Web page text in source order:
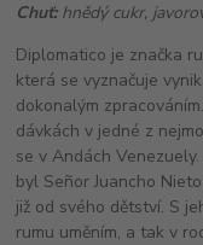
Chuť: hnědý cukr,
Diplomatico je značka
která se vyznačuje
dokonalým
dávkách v jedné z
se v Andách
byl Señor Juancho
již od svého dětství. S
rumu uměním, a tak v